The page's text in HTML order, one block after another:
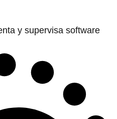
y supervisa software